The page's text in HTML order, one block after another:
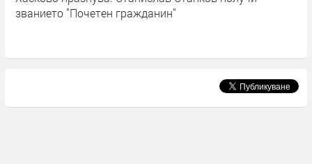
званието "Почетен гражданин"